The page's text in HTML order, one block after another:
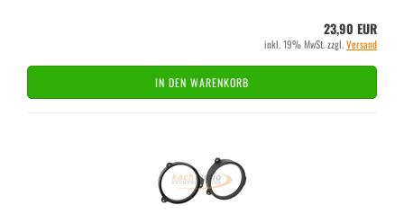
23,90 EUR
inkl. 19% MwSt. zzgl.Versand
IN DEN WARENKORB